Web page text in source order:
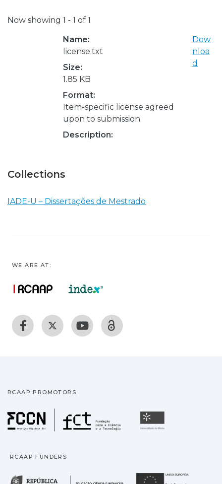
Now showing 1 - 1 of 1
Name:
license.txt
Size:
1.85 KB
Format:
Item-specific license agreed
upon to submission
Description:
Dow
nloa
d
Collections
IADE-U – Dissertações de Mestrado
WE ARE AT:
RCAAP PROMOTORS
Fundação para a
RCAAP FUNDERS
República Portuguesa